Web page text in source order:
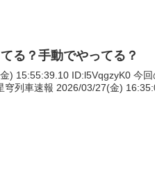
る？手動でやってる？
) 15:55:39.10 ID:l5VqgzyK0 今
列車速報 2026/03/27(金)